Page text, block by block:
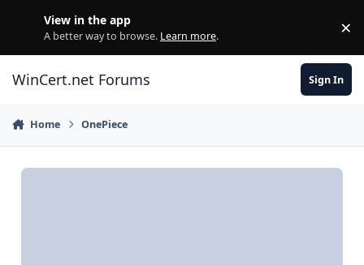
View in the app
A better way to browse. Learn more. ×
WinCert.net Forums Sign In
Home OnePiece